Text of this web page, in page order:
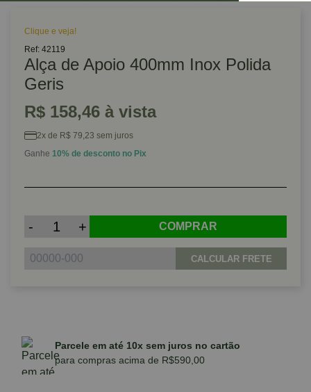
Clique e veja!
Ref: 42119
Alça de Apoio 400mm Inox Polida
Geris
R$ 158,46 à vista
2x de R$ 79,23 sem juros
Ganhe 10% de desconto no Pix
- + COMPRAR
CALCULAR FRETE
Parcele em até 10x sem juros no cartão
para compras acima de R$590,00